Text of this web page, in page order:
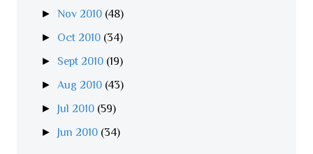
►Nov 2010 (48)
► Oct 2010 (34)
► Sept 2010 (19)
► Aug 2010 (43)
► Jul 2010 (59)
► Jun 2010 (34)